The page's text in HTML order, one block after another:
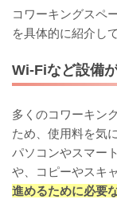
コワーキングスペ
を具体的に紹介し
Wi-Fiなど設備
多くのコワーキン
ため、使用料を気
パソコンやスマー
や、コピーやスキ
進めるために必要